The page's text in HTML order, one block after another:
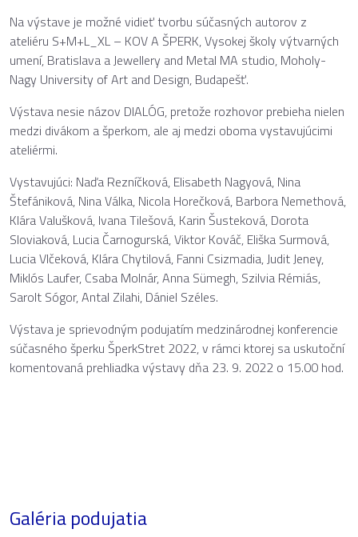
Na výstave je možné vidieť tvorbu súčasných autorov z
ateliéru S+M+L_XL – KOV A ŠPERK, Vysokej školy výtvarných
umení, Bratislava a Jewellery and Metal MA studio, Moholy-
Nagy University of Art and Design, Budapešť.
Výstava nesie názov DIALÓG, pretože rozhovor prebieha nielen
medzi divákom a šperkom, ale aj medzi oboma vystavujúcimi
ateliérmi.
Vystavujúci: Naďa Rezníčková, Elisabeth Nagyová, Nina
Štefániková, Nina Válka, Nicola Horečková, Barbora Nemethová,
Klára Valušková, Ivana Tilešová, Karin Šusteková, Dorota
Sloviaková, Lucia Čarnogurská, Viktor Kováč, Eliška Surmová,
Lucia Vlčeková, Klára Chytilová, Fanni Csizmadia, Judit Jeney,
Miklós Laufer, Csaba Molnár, Anna Sümegh, Szilvia Rémiás,
Sarolt Sógor, Antal Zilahi, Dániel Széles.
Výstava je sprievodným podujatím medzinárodnej konferencie
súčasného šperku ŠperkStret 2022, v rámci ktorej sa uskutoční
komentovaná prehliadka výstavy dňa 23. 9. 2022 o 15.00 hod.
Galéria podujatia